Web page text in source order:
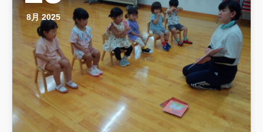
8月 2025
園児募集要項
教職員募集
園のこと
園舎案内
安⼼・安全対策